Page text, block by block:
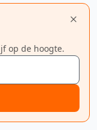
op de hoogte.